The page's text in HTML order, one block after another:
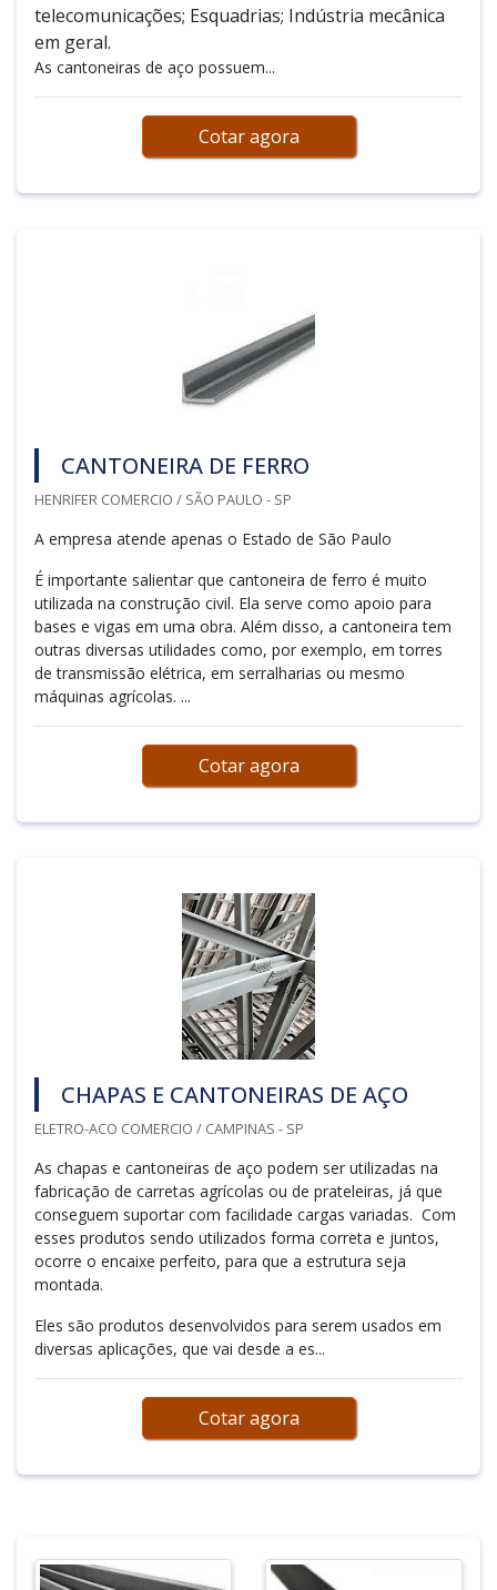
telecomunicações; Esquadrias; Indústria mecânica
em geral.
As cantoneiras de aço possuem...
Cotar agora
CANTONEIRA DE FERRO
HENRIFER COMERCIO / SÃO PAULO - SP
A empresa atende apenas o Estado de São Paulo
É importante salientar que cantoneira de ferro é muito
utilizada na construção civil. Ela serve como apoio para
bases e vigas em uma obra. Além disso, a cantoneira tem
outras diversas utilidades como, por exemplo, em torres
de transmissão elétrica, em serralharias ou mesmo
máquinas agrícolas. ...
Cotar agora
CHAPAS E CANTONEIRAS DE AÇO
ELETRO-ACO COMERCIO / CAMPINAS - SP
As chapas e cantoneiras de aço podem ser utilizadas na
fabricação de carretas agrícolas ou de prateleiras, já que
conseguem suportar com facilidade cargas variadas. Com
esses produtos sendo utilizados forma correta e juntos,
ocorre o encaixe perfeito, para que a estrutura seja
montada.
Eles são produtos desenvolvidos para serem usados em
diversas aplicações, que vai desde a es...
Cotar agora